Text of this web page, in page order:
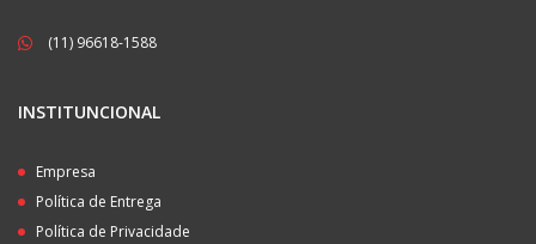
(11) 96618-1588
INSTITUNCIONAL
Empresa
Política de Entrega
Política de Privacidade